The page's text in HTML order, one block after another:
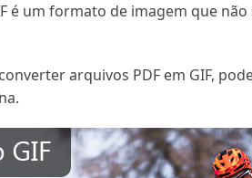
é um formato de imagem que
arquivos PDF em GIF,